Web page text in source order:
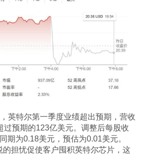
英特尔第一季度业绩超出预期，营收
过预期的123亿美元。调整后每股收
期为0.18美元，预估为0.01美元。
担忧促使客户囤积英特尔芯片，这